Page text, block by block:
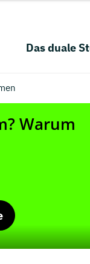
Das duale